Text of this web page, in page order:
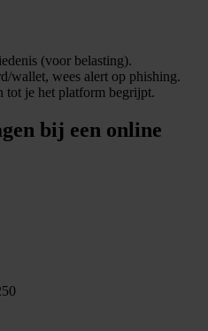
(voor belasting).
wallet, wees alert op phishing.
tot je het platform begrijpt.
bij een online